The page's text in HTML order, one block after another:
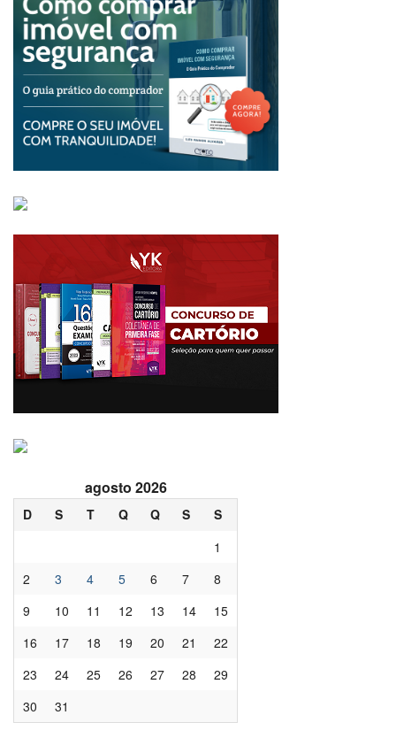
agosto 2026
D S T Q Q S
S
1
2
3 4 5 6 7
8
9
10 11 12 13 14
15
16
17 18 19 20 21
22
23
24 25 26 27 28
29
30
31